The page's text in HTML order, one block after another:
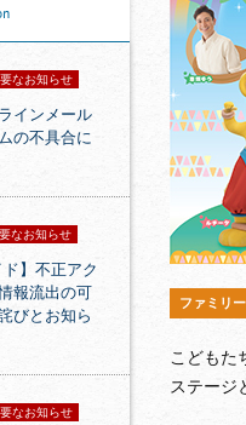
ファミリー
こどもた
ステージ
なお知らせ
インメール
の不具合に
なお知らせ
ド】不正アク
報流出の可
びとお知ら
なお知らせ